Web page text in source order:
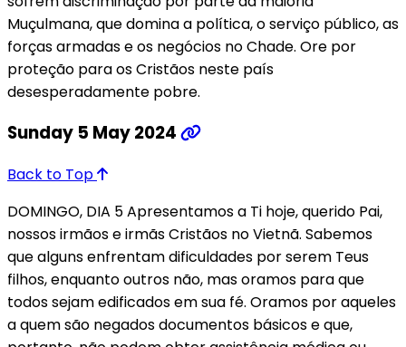
Muçulmana, que domina a política, o serviço público, as
forças armadas e os negócios no Chade. Ore por
proteção para os Cristãos neste país
desesperadamente pobre.
Sunday 5 May 2024
Back to Top
DOMINGO, DIA 5 Apresentamos a Ti hoje, querido Pai,
nossos irmãos e irmãs Cristãos no Vietnã. Sabemos
que alguns enfrentam dificuldades por serem Teus
filhos, enquanto outros não, mas oramos para que
todos sejam edificados em sua fé. Oramos por aqueles
a quem são negados documentos básicos e que,